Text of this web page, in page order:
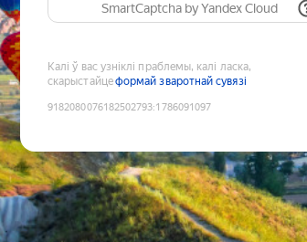
SmartCaptcha by Yandex Cloud
Калі ў вас узніклі праблемы, калі ласка,
скарыстайцеформай зваротнай сувязі
9182080076182502793:1786091097